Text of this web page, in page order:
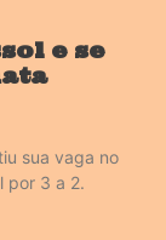
e se
sua vaga no
por 3 a 2.